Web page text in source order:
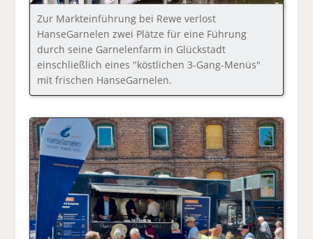
Zur Markteinführung bei Rewe verlost
HanseGarnelen zwei Plätze für eine Führung
durch seine Garnelenfarm in Glückstadt
einschließlich eines "köstlichen 3-Gang-Menüs"
mit frischen HanseGarnelen.